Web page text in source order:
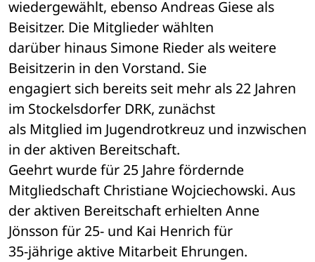
wiedergewählt, ebenso Andreas Giese als
Beisitzer. Die Mitglieder wählten
darüber hinaus Simone Rieder als weitere
Beisitzerin in den Vorstand. Sie
engagiert sich bereits seit mehr als 22 Jahren
im Stockelsdorfer DRK, zunächst
als Mitglied im Jugendrotkreuz und inzwischen
in der aktiven Bereitschaft.
Geehrt wurde für 25 Jahre fördernde
Mitgliedschaft Christiane Wojciechowski. Aus
der aktiven Bereitschaft erhielten Anne
Jönsson für 25- und Kai Henrich für
35-jährige aktive Mitarbeit Ehrungen.